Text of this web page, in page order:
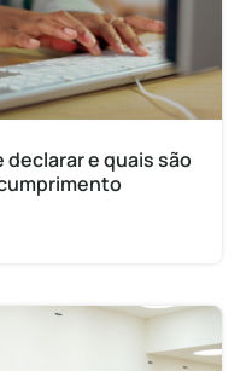
e quais são